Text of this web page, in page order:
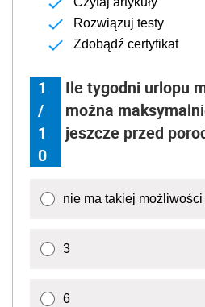
Rozwiązuj testy
Zdobądź certyfikat
1
/
1
0
Ile tygodni urlopu
można
jeszcze przed
nie ma takiej możliwości
3
6